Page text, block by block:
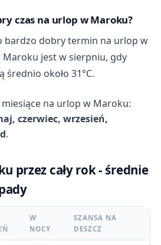
czas na urlop w Maroku?
bardzo dobry termin na urlop w
jest w sierpniu, gdy
około 31°C.
na urlop w Maroku:
czerwiec, wrzesień,
.
przez cały rok - średnie
W
NOCY
SZANSA NA
DESZCZ